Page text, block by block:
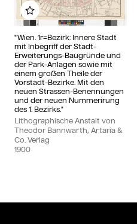
"Wien. 1r=Bezirk: Innere Stadt
mit Inbegriff der Stadt-
Erweiterungs-Baugründe und
der Park-Anlagen sowie mit
einem großen Theile der
Vorstadt-Bezirke. Mit den
neuen Strassen-Benennungen
und der neuen Nummerirung
des 1. Bezirks."
Lithographische Anstalt von
Theodor Bannwarth, Artaria &
Co. Verlag
1900
Zu meinem Album